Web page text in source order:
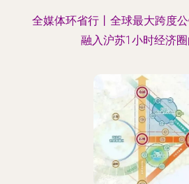
全媒体环省行丨全球最大跨度
融入沪苏1小时经济